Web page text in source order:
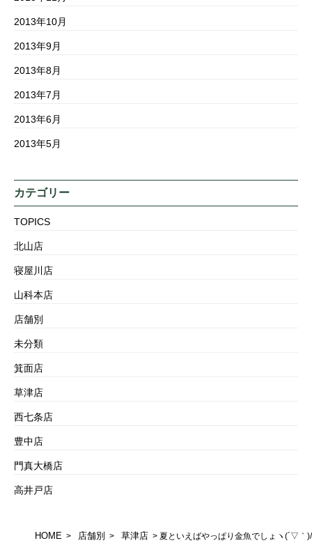
2013年10月
2013年9月
2013年8月
2013年7月
2013年6月
2013年5月
カテゴリー
TOPICS
北山店
寝屋川店
山科本店
店舗別
未分類
箕面店
草津店
西七条店
豊中店
門真大橋店
高井戸店
HOME > 店舗別 > 草津店 > 夏といえばやっぱり金魚でしょヽ(´▽｀)/